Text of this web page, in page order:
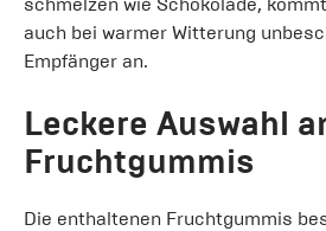
auch bei warmer Witterung
Empfänger an.
Leckere Auswahl
Fruchtgummis
Die enthaltenen Fruchtgummis